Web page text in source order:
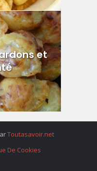
et
Toutasavoir.net
De Cookies